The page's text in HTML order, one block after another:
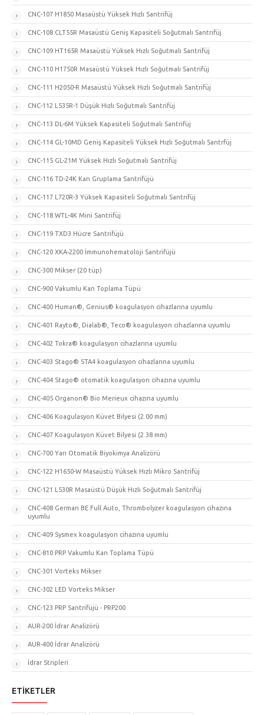
CNC-107 H1850 Masaüstü Yüksek Hızlı Santrifüj
CNC-108 CLT55R Masaüstü Geniş Kapasiteli Soğutmalı Santrifüj
CNC-109 HT165R Masaüstü Yüksek Hızlı Soğutmalı Santrifüj
CNC-110 H1750R Masaüstü Yüksek Hızlı Soğutmalı Santrifüj
CNC-111 H2050-R Masaüstü Yüksek Hızlı Soğutmalı Santrifüj
CNC-112 L535R-1 Düşük Hızlı Soğutmalı Santrifüj
CNC-113 DL-6M Yüksek Kapasiteli Soğutmalı Santrifüj
CNC-114 GL-10MD Geniş Kapasiteli Yüksek Hızlı Soğutmalı Santrfüj
CNC-115 GL-21M Yüksek Hızlı Soğutmalı Santrifüj
CNC-116 TD-24K Kan Gruplama Santrifüjü
CNC-117 L720R-3 Yüksek Kapasiteli Soğutmalı Santrifüj
CNC-118 WTL-4K Mini Santrifüj
CNC-119 TXD3 Hücre Santrifüjü
CNC-120 XKA-2200 İmmunohematoloji Santrifüjü
CNC-300 Mikser (20 tüp)
CNC-900 Vakumlu Kan Toplama Tüpü
CNC-400 Human®, Genius® koagulasyon cihazlarına uyumlu
CNC-401 Rayto®, Dialab®, Teco® koagulasyon cihazlarına uyumlu
CNC-402 Tokra® koagulasyon cihazlarına uyumlu
CNC-403 Stago® STA4 koagulasyon cihazlarına uyumlu
CNC-404 Stago® otomatik koagulasyon cihazına uyumlu
CNC-405 Organon® Bio Merieux cihazına uyumlu
CNC-406 Koagulasyon Küvet Bilyesi (2.00 mm)
CNC-407 Koagulasyon Küvet Bilyesi (2.38 mm)
CNC-700 Yarı Otomatik Biyokimya Analizörü
CNC-122 H1650-W Masaüstü Yüksek Hızlı Mikro Santrifüj
CNC-121 L530R Masaüstü Düşük Hızlı Soğutmalı Santrifüj
CNC-408 German BE Full Auto, Thrombolyzer koagulasyon cihazına
uyumlu
CNC-409 Sysmex koagulasyon cihazına uyumlu
CNC-810 PRP Vakumlu Kan Toplama Tüpü
CNC-301 Vorteks Mikser
CNC-302 LED Vorteks Mikser
CNC-123 PRP Santrifüjü - PRP200
AUR-200 İdrar Analizörü
AUR-400 İdrar Analizörü
İdrar Stripleri
ETIKETLER